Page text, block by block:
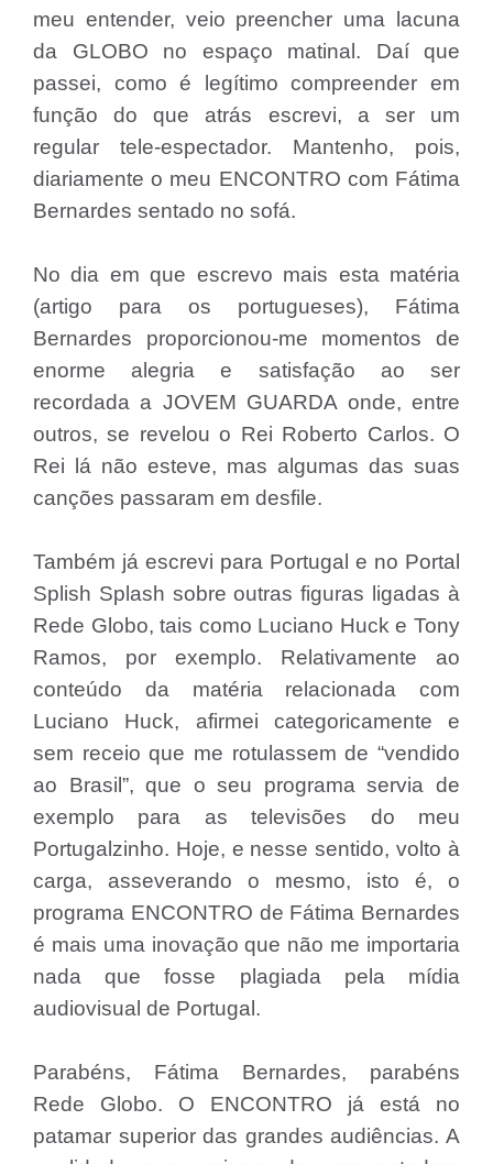
meu entender, veio preencher uma lacuna
da GLOBO no espaço matinal. Daí que
passei, como é legítimo compreender em
função do que atrás escrevi, a ser um
regular tele-espectador. Mantenho, pois,
diariamente o meu ENCONTRO com Fátima
Bernardes sentado no sofá.
No dia em que escrevo mais esta matéria
(artigo para os portugueses), Fátima
Bernardes proporcionou-me momentos de
enorme alegria e satisfação ao ser
recordada a JOVEM GUARDA onde, entre
outros, se revelou o Rei Roberto Carlos. O
Rei lá não esteve, mas algumas das suas
canções passaram em desfile.
Também já escrevi para Portugal e no Portal
Splish Splash sobre outras figuras ligadas à
Rede Globo, tais como Luciano Huck e Tony
Ramos, por exemplo. Relativamente ao
conteúdo da matéria relacionada com
Luciano Huck, afirmei categoricamente e
sem receio que me rotulassem de “vendido
ao Brasil”, que o seu programa servia de
exemplo para as televisões do meu
Portugalzinho. Hoje, e nesse sentido, volto à
carga, asseverando o mesmo, isto é, o
programa ENCONTRO de Fátima Bernardes
é mais uma inovação que não me importaria
nada que fosse plagiada pela mídia
audiovisual de Portugal.
Parabéns, Fátima Bernardes, parabéns
Rede Globo. O ENCONTRO já está no
patamar superior das grandes audiências. A